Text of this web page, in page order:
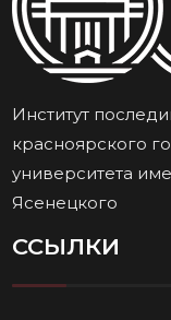
Институт
красноярского
университета
Ясенецкого
ССЫЛКИ